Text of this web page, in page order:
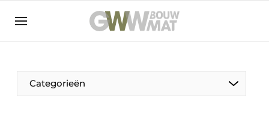
NL EN
Categorieën